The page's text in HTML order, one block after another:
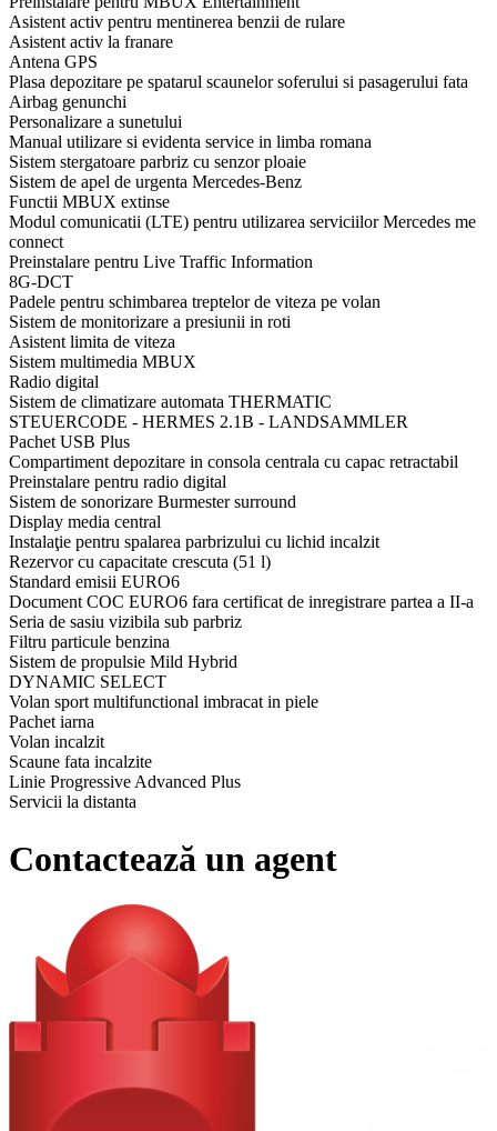
Asistent activ pentru mentinerea benzii de rulare
Asistent activ la franare
Antena GPS
Plasa depozitare pe spatarul scaunelor soferului si pasagerului fata
Airbag genunchi
Personalizare a sunetului
Manual utilizare si evidenta service in limba romana
Sistem stergatoare parbriz cu senzor ploaie
Sistem de apel de urgenta Mercedes-Benz
Functii MBUX extinse
Modul comunicatii (LTE) pentru utilizarea serviciilor Mercedes me
connect
Preinstalare pentru Live Traffic Information
8G-DCT
Padele pentru schimbarea treptelor de viteza pe volan
Sistem de monitorizare a presiunii in roti
Asistent limita de viteza
Sistem multimedia MBUX
Radio digital
Sistem de climatizare automata THERMATIC
STEUERCODE - HERMES 2.1B - LANDSAMMLER
Pachet USB Plus
Compartiment depozitare in consola centrala cu capac retractabil
Preinstalare pentru radio digital
Sistem de sonorizare Burmester surround
Display media central
Instalaţie pentru spalarea parbrizului cu lichid incalzit
Rezervor cu capacitate crescuta (51 l)
Standard emisii EURO6
Document COC EURO6 fara certificat de inregistrare partea a II-a
Seria de sasiu vizibila sub parbriz
Filtru particule benzina
Sistem de propulsie Mild Hybrid
DYNAMIC SELECT
Volan sport multifunctional imbracat in piele
Pachet iarna
Volan incalzit
Scaune fata incalzite
Linie Progressive Advanced Plus
Servicii la distanta
Kit interventie pana TIREFIT
Linie Progressive
Jante din aliaj 43.2 cm (17"), design 10 spite
Bancheta spate cu spatar rabatabil
Suport dublu pentru pahare
Ornamente cu aspect de fibra de carbon
Plafon imbracat in stofa gri Crystal
Scaune confort
MBUX Navigation Premium
Preinstalare pentru servicii navigatie
Panou de instrumente complet digital
Asistent adaptiv pentru faza lunga
Contactează un agent